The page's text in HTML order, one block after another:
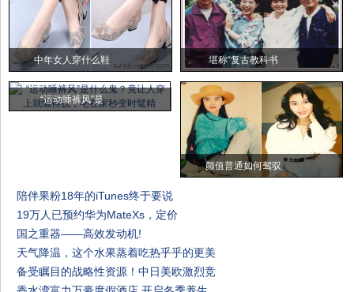
中年女人穿什么鞋 堪称“复古教科书
“运动睡裤风”是
颜值普通如何驾驭
陪伴果粉18年的iTunes终于要说
19万人已预约华为MateXs，定价
国之重器——高效发动机!
天气降温，这个水果蒸着吃热乎乎的更美
备受瞩目的战略性资源！中日美欧激烈竞